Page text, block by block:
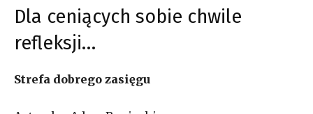
Dla ceniących sobie chwile
refleksji…
Strefa dobrego zasięgu